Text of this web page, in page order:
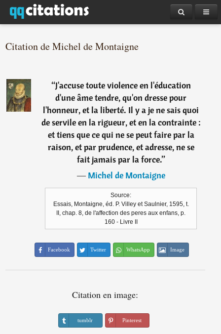
Citation de Michel de Montaigne
“J'accuse toute violence en l'éducation
d'une âme tendre, qu'on dresse pour
l'honneur, et la liberté. Il y a je ne sais quoi
de servile en la rigueur, et en la contrainte :
et tiens que ce qui ne se peut faire par la
raison, et par prudence, et adresse, ne se
fait jamais par la force.”
―Michel de Montaigne
Source:
Essais, Montaigne, éd. P. Villey et Saulnier, 1595, t.
II, chap. 8, de l'affection des peres aux enfans, p.
160 - Livre II
Facebook Twitter WhatsApp Image
Citation en image:
tumblr Pinterest